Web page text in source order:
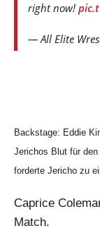
right now!
— All Elite
Backstage: Eddie
Jerichos Blut für
forderte Jericho zu
Caprice
Match.